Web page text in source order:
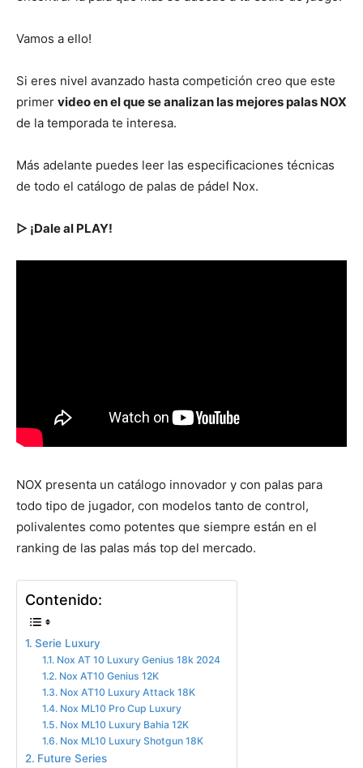
Vamos a ello!
Si eres nivel avanzado hasta competición creo que este
primer video en el que se analizan las mejores palas NOX
de la temporada te interesa.
Más adelante puedes leer las especificaciones técnicas
de todo el catálogo de palas de pádel Nox.
▷ ¡Dale al PLAY!
NOX presenta un catálogo innovador y con palas para
todo tipo de jugador, con modelos tanto de control,
polivalentes como potentes que siempre están en el
ranking de las palas más top del mercado.
Contenido:
Serie Luxury
Nox AT 10 Luxury Genius 18k 2024
Nox AT10 Genius 12K
Nox AT10 Luxury Attack 18K
Nox ML10 Pro Cup Luxury
Nox ML10 Luxury Bahia 12K
Nox ML10 Luxury Shotgun 18K
Future Series